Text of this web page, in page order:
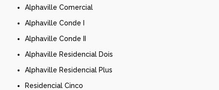
Alphaville Comercial
Alphaville Conde I
Alphaville Conde II
Alphaville Residencial Dois
Alphaville Residencial Plus
Residencial Cinco